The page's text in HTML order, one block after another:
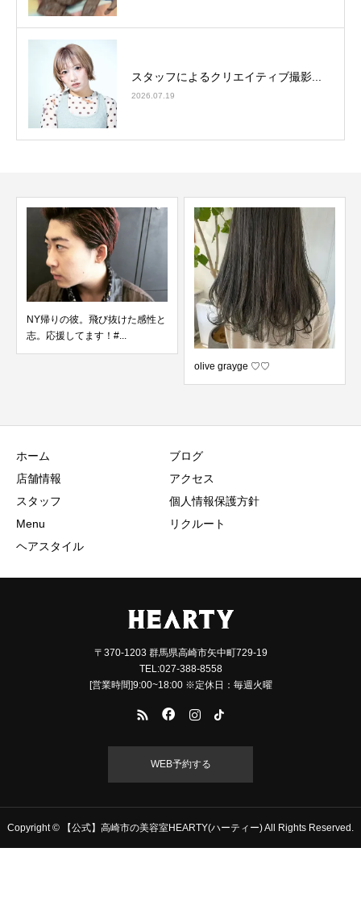
スタッフによるクリエイティブ撮影...
2026.07.19
NY帰りの彼。飛び抜けた感性と
志。応援してます！#...
olive grayge ♡♡
ホーム
店舗情報
スタッフ
Menu
ヘアスタイル
ブログ
アクセス
個人情報保護方針
リクルート
〒370-1203 群馬県高崎市矢中町729-19
TEL:027-388-8558
[営業時間]9:00~18:00 ※定休日：毎週火曜
WEB予約する
Copyright © 【公式】高崎市の美容室HEARTY(ハーティー) All Rights Reserved.